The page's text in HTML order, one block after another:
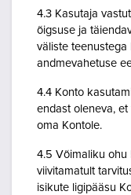
4.3 Kasutaja
õigsuse ja
väliste teenustega
andmevahetuse
4.4 Konto
endast oleneva,
oma Kontole.
4.5 Võimaliku ohu
viivitamatult
isikute ligipääsu